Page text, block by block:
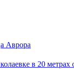
Аврора
в 20 метрах